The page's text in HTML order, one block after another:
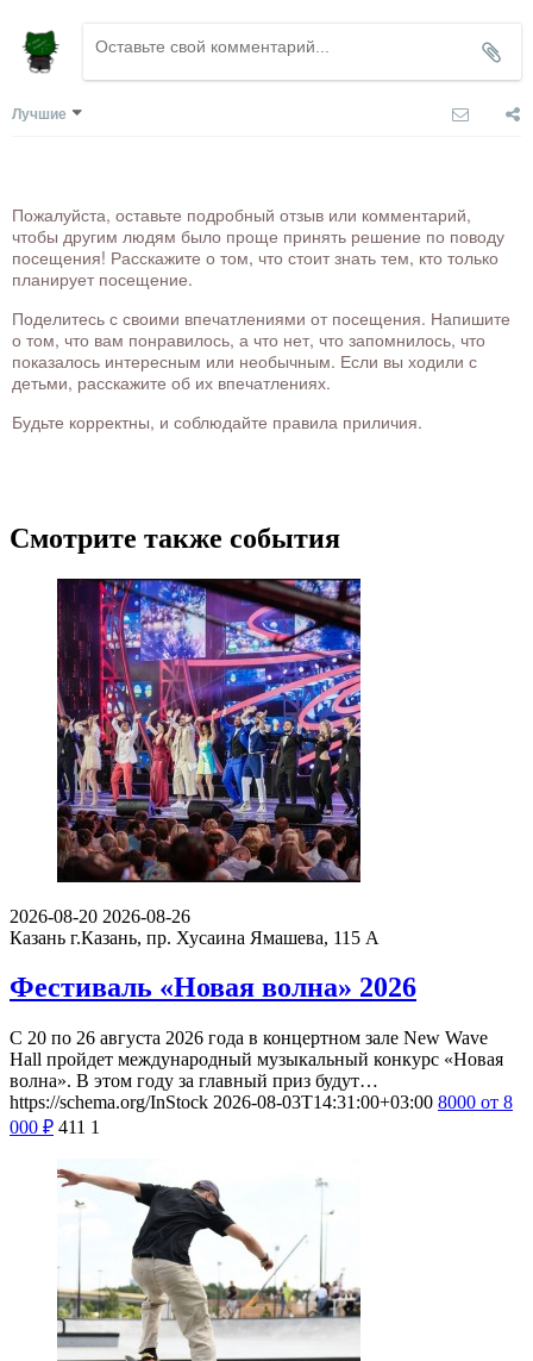
Лучшие
Пожалуйста, оставьте подробный отзыв или комментарий,
чтобы другим людям было проще принять решение по поводу
посещения! Расскажите о том, что стоит знать тем, кто только
планирует посещение.
Поделитесь с своими впечатлениями от посещения. Напишите
о том, что вам понравилось, а что нет, что запомнилось, что
показалось интересным или необычным. Если вы ходили с
детьми, расскажите об их впечатлениях.
Будьте корректны, и соблюдайте правила приличия.
Смотрите также события
2026-08-20 2026-08-26
Казань г.Казань, пр. Хусаина Ямашева, 115 A
Фестиваль «Новая волна» 2026
С 20 по 26 августа 2026 года в концертном зале New Wave
Hall пройдет международный музыкальный конкурс «Новая
волна». В этом году за главный приз будут…
https://schema.org/InStock 2026-08-03T14:31:00+03:00 8000 от 8
000 ₽ 411 1